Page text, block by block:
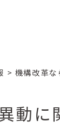
> 機構改革
動に